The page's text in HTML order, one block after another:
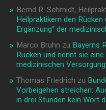
Bernd R. Schmidt,
Heilpraktikern den Rücken
Ergänzung“ der
Marco Bruhn zu Bayerns
Rücken und nennt sie
medizinischen Versorgung
Thomas Friedrich zu
Vorbeigehen streichen:
in drei Stunden kein Wort